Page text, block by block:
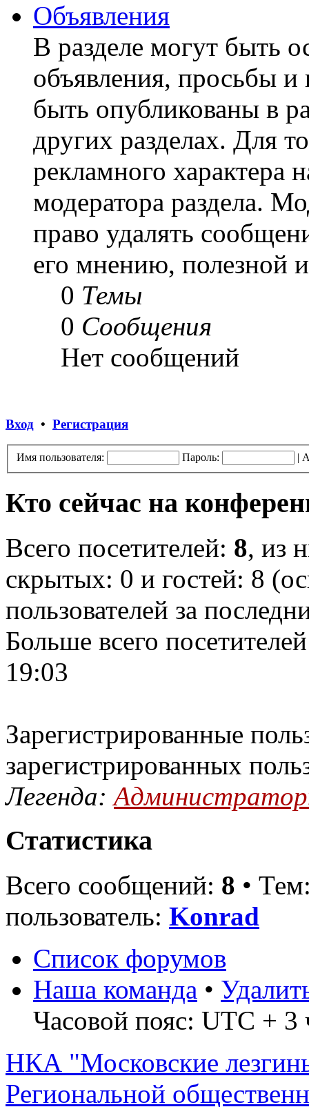
Объявления
В разделе могут быть
объявления, просьбы
быть опубликованы в
других разделах. Для
рекламного характера
модератора раздела.
право удалять
его мнению, полезной
0 Темы
0 Сообщения
Нет сообщений
Вход • Регистрация
Имя пользователя: Пароль: |
Кто сейчас на
Всего посетителей: 8, из
скрытых: 0 и гостей: 8
пользователей за
Больше всего
19:03
Зарегистрированные
зарегистрированных
Легенда:
Статистика
Всего сообщений: 8 •
пользователь: Konrad
Список форумов
Наша команда •
Часовой пояс: UTC + 3
НКА "Московские
Региональной